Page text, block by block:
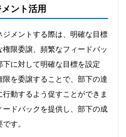
ント活用
メントする際は、明確な目標
限委譲、頻繁なフィードバッ
に対して明確な目標を設定
限を委譲することで、部下の達
動するよう促すことができま
ドバックを提供し、部下の成
す。